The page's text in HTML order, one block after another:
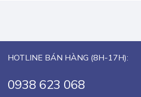
HOTLINE BÁN HÀNG (8H-17H):
0938 623 068